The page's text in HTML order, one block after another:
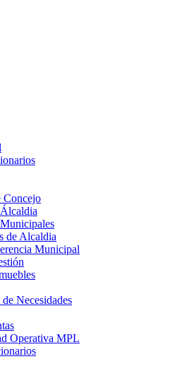
Concejo
de Alcaldia
Municipal
Necesidades
Operativa MPL